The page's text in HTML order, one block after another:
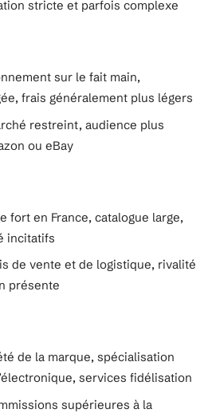
stricte et parfois complexe
sur le fait main,
frais généralement plus légers
restreint, audience plus
ou eBay
fort en France, catalogue large,
incitatifs
de vente et de logistique, rivalité
présente
de la marque, spécialisation
services fidélisation
supérieures à la